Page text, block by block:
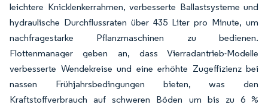
leichtere Knicklenkerrahmen, verbesserte Ballastsysteme und
hydraulische Durchflussraten über 435 Liter pro Minute, um
nachfragestarke Pflanzmaschinen zu bedienen.
Flottenmanager geben an, dass Vierradantrieb-Modelle
verbesserte Wendekreise und eine erhöhte Zugeffizienz bei
nassen Frühjahrsbedingungen bieten, was den
Kraftstoffverbrauch auf schweren Böden um bis zu 6 %